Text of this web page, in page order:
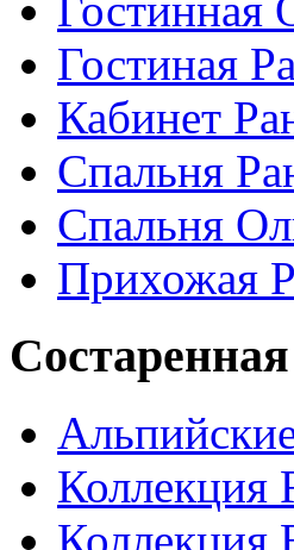
Гостинная
Гостиная
Кабинет
Спальня
Спальня
Прихожая
Коллекция
Коллекция